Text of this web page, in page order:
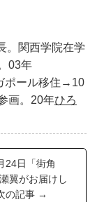
。関西学院在学
03年
ポール移住→10
画。20年ひろ
24日「街角
翼がお届けし
の記事 →